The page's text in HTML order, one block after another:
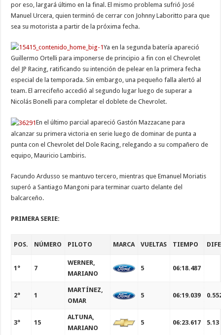
por eso, largará último en la final. El mismo problema sufrió José
Manuel Urcera, quien terminó de cerrar con Johnny Laboritto para que
sea su motorista a partir de la próxima fecha.
Ya en la segunda batería apareció
Guillermo Ortelli para imponerse de principio a fin con el Chevrolet
del JP Racing, ratificando su intención de pelear en la primera fecha
especial de la temporada. Sin embargo, una pequeño falla alertó al
team. El arrecifeño accedió al segundo lugar luego de superar a
Nicolás Bonelli para completar el doblete de Chevrolet.
En el último parcial apareció Gastón Mazzacane para
alcanzar su primera victoria en serie luego de dominar de punta a
punta con el Chevrolet del Dole Racing, relegando a su compañero de
equipo, Mauricio Lambiris.
Facundo Ardusso se mantuvo tercero, mientras que Emanuel Moriatis
superó a Santiago Mangoni para terminar cuarto delante del
balcarceño.
PRIMERA SERIE:
POS. NÚMERO PILOTO MARCA VUELTAS TIEMPO
1° 7
WERNER,
MARIANO
5 06:18.487
2° 1
MARTÍNEZ,
OMAR
5 06:19.039
3° 15
ALTUNA,
MARIANO
5 06:23.617 5.13